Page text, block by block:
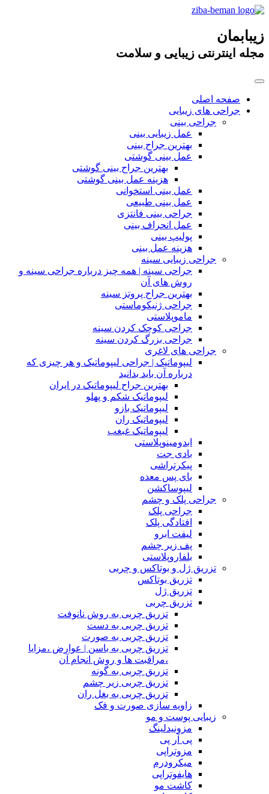
زیبابمان
مجله اینترنتی زیبایی و سلامت
صفحه اصلی
جراحی های زیبایی
جراحی بینی
عمل زیبایی بینی
بهترین جراح بینی
عمل بینی گوشتی
بهترین جراح بینی گوشتی
هزینه عمل بینی گوشتی
عمل بینی استخوانی
عمل بینی طبیعی
جراحی بینی فانتزی
عمل انحراف بینی
پولیپ بینی
هزینه عمل بینی
جراحی زیبایی سینه
جراحی سینه | همه چیز درباره جراحی سینه و
روش های آن
بهترین جراح پروتز سینه
جراحی ژنیکوماستی
ماموپلاستی
جراحی کوچک کردن سینه
جراحی بزرگ کردن سینه
جراحی های لاغری
لیپوماتیک | جراحی لیپوماتیک و هر چیزی که
درباره آن باید بدانید
بهترین جراح لیپوماتیک در ایران
لیپوماتیک شکم و پهلو
لیپوماتیک بازو
لیپوماتیک ران
لیپوماتیک غبغب
ابدومینوپلاستی
بادی‌ جت
پیکرتراشی
بای پس معده
لیپوساکشن
جراحی پلک و چشم
جراحی پلک
افتادگی پلک
لیفت ابرو
پف زیر چشم
بلفاروپلاستی
تزریق ژل و بوتاکس و چربی
تزریق بوتاکس
تزریق ژل
تزریق چربی
تزریق چربی به روش نانوفت
تزریق چربی به دست
تزریق چربی به صورت
تزریق چربی به باسن | عوارض ،مزایا
،مراقبت ها و روش انجام آن
تزریق چربی به گونه
تزریق چربی زیر چشم
تزریق چربی به بغل ران
زاویه سازی صورت و فک
زیبایی پوست و مو
مزونیدلینگ
پی آر پی
مزوتراپی
میکرودرم
هایفوتراپی
کاشت مو